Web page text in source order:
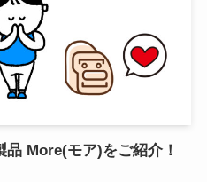
More(モア)をご紹介！